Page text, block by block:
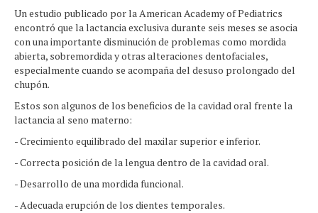
Un estudio publicado por la American Academy of Pediatrics
encontró que la lactancia exclusiva durante seis meses se asocia
con una importante disminución de problemas como mordida
abierta, sobremordida y otras alteraciones dentofaciales,
especialmente cuando se acompaña del desuso prolongado del
chupón.
Estos son algunos de los beneficios de la cavidad oral frente la
lactancia al seno materno:
- Crecimiento equilibrado del maxilar superior e inferior.
- Correcta posición de la lengua dentro de la cavidad oral.
- Desarrollo de una mordida funcional.
- Adecuada erupción de los dientes temporales.